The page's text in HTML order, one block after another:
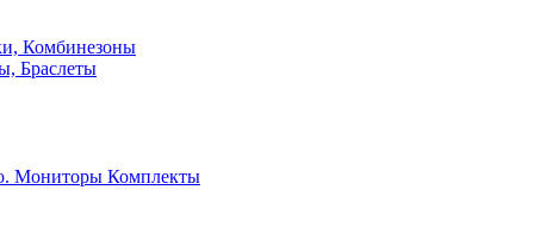
Комбинезоны
Браслеты
Мониторы Комплекты